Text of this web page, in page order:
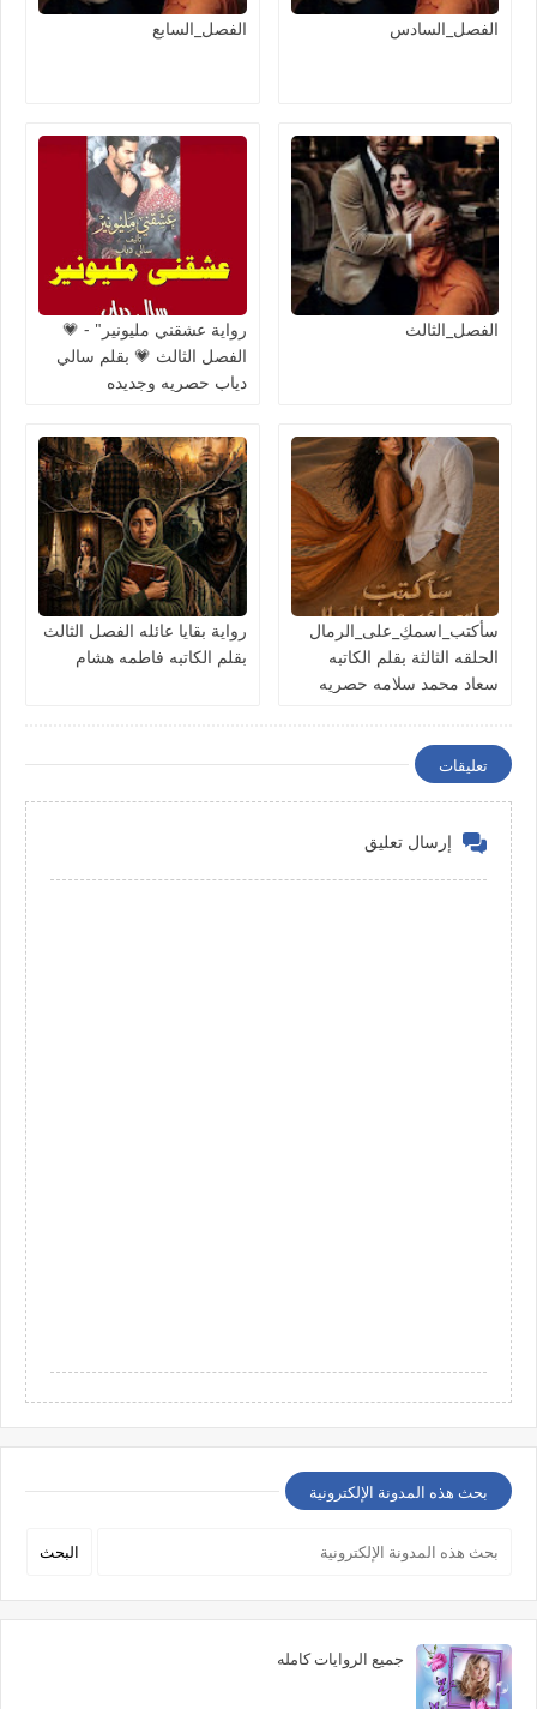
الفصل_السادس الفصل_السابع
الفصل_الثالث
رواية عشقني مليونير" - 💗
الفصل الثالث 💗 بقلم سالي
دياب حصريه وجديده
سأكتب_اسمكِ_على_الرمال
الحلقه الثالثة بقلم الكاتبه
سعاد محمد سلامه حصريه
رواية بقايا عائله الفصل الثالث
بقلم الكاتبه فاطمه هشام
تعليقات
إرسال تعليق
بحث هذه المدونة الإلكترونية
جميع الروايات كامله